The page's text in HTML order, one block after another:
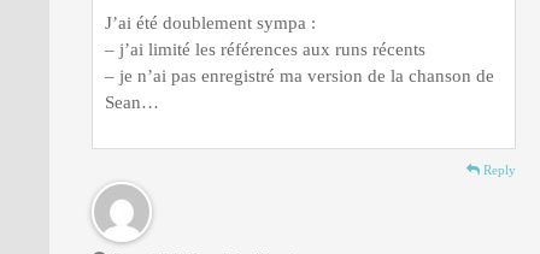
J’ai été doublement sympa :
– j’ai limité les références aux runs récents
– je n’ai pas enregistré ma version de la chanson de
Sean…
Reply